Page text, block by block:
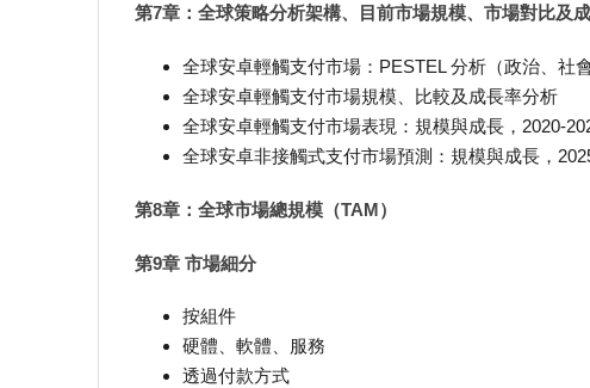
第7章：全球策略分析架構、目前市場規模、市場對比及
全球安卓輕觸支付市場：PESTEL 分析（政治、社
全球安卓輕觸支付市場規模、比較及成長率分析
全球安卓輕觸支付市場表現：規模與成長，2020-
全球安卓非接觸式支付市場預測：規模與成長，
第8章：全球市場總規模（TAM）
第9章 市場細分
按組件
硬體、軟體、服務
透過付款方式